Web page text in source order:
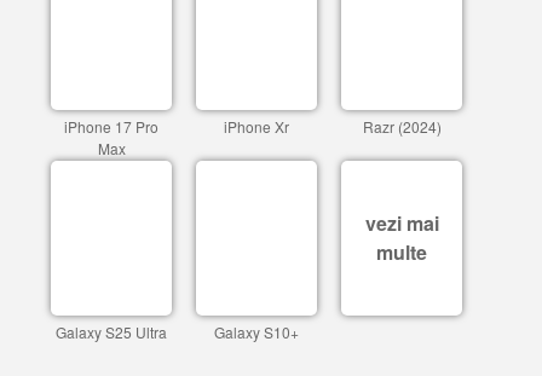
iPhone 17 Pro
Max
iPhone Xr Razr (2024)
Galaxy S25 Ultra Galaxy S10+
vezi mai
multe